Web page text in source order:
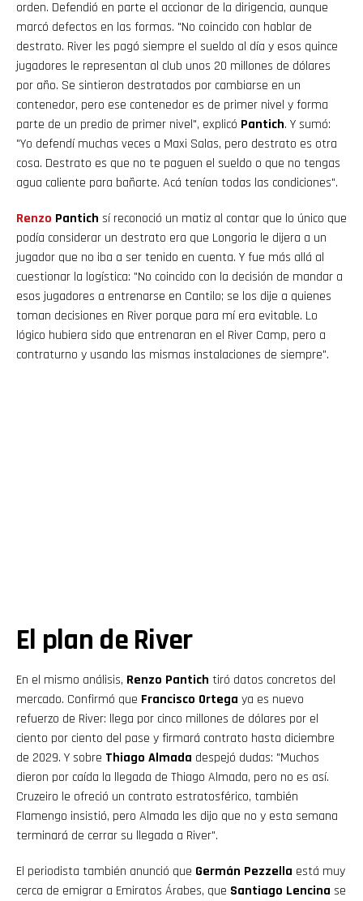
orden. Defendió en parte el accionar de la dirigencia, aunque
marcó defectos en las formas. "No coincido con hablar de
destrato. River les pagó siempre el sueldo al día y esos quince
jugadores le representan al club unos 20 millones de dólares
por año. Se sintieron destratados por cambiarse en un
contenedor, pero ese contenedor es de primer nivel y forma
parte de un predio de primer nivel", explicó Pantich. Y sumó:
"Yo defendí muchas veces a Maxi Salas, pero destrato es otra
cosa. Destrato es que no te paguen el sueldo o que no tengas
agua caliente para bañarte. Acá tenían todas las condiciones".
Renzo Pantich sí reconoció un matiz al contar que lo único que
podía considerar un destrato era que Longoria le dijera a un
jugador que no iba a ser tenido en cuenta. Y fue más allá al
cuestionar la logística: "No coincido con la decisión de mandar a
esos jugadores a entrenarse en Cantilo; se los dije a quienes
toman decisiones en River porque para mí era evitable. Lo
lógico hubiera sido que entrenaran en el River Camp, pero a
contraturno y usando las mismas instalaciones de siempre".
El plan de River
En el mismo análisis, Renzo Pantich tiró datos concretos del
mercado. Confirmó que Francisco Ortega ya es nuevo
refuerzo de River: llega por cinco millones de dólares por el
ciento por ciento del pase y firmará contrato hasta diciembre
de 2029. Y sobre Thiago Almada despejó dudas: "Muchos
dieron por caída la llegada de Thiago Almada, pero no es así.
Cruzeiro le ofreció un contrato estratosférico, también
Flamengo insistió, pero Almada les dijo que no y esta semana
terminará de cerrar su llegada a River".
El periodista también anunció que Germán Pezzella está muy
cerca de emigrar a Emiratos Árabes, que Santiago Lencina se